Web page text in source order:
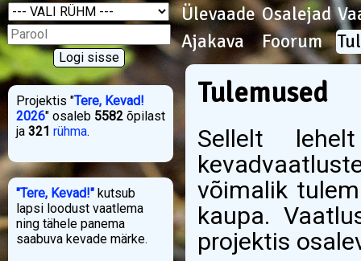
Projektis "Tere, Kevad!
2026" osaleb 5582 õpilast
ja 321 rühma.
"Tere, Kevad!" kutsub
lapsi loodust vaatlema
ning tähele panema
saabuva kevade märke.
Ülevaade Osalejad
Ajakava
Foorum
Tulemused
Sellelt
võimalik
kaupa.
projektis